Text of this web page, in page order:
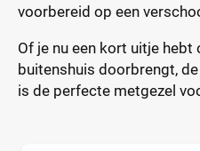
voorbereid op een
Of je nu een kort uitje hebt
buitenshuis doorbrengt,
is de perfecte metgezel